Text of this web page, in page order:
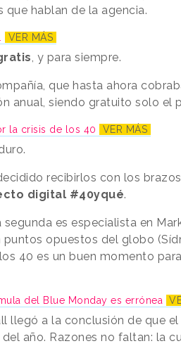
que hablan de la agencia.
VER MÁS
, y para siempre.
que hasta ahora
anual, siendo gratuito solo el
la crisis de los 40 VER MÁS
recibirlos con los
digital #40yqué.
es especialista en
opuestos del globo
40 es un buen momento para
del Blue Monday es errónea
llegó a la conclusión de que
año. Razones no faltan: la